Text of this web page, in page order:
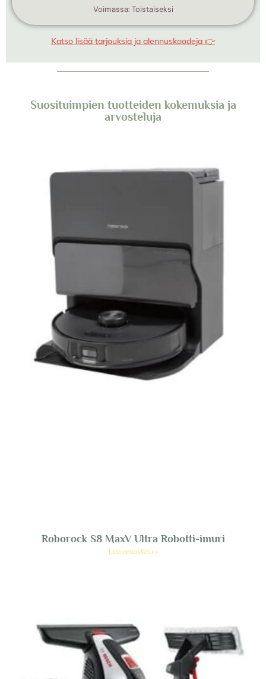
Voimassa: Toistaiseksi
Katso lisää tarjouksia ja alennuskoodeja 👉
Suosituimpien tuotteiden kokemuksia ja
arvosteluja
Roborock S8 MaxV Ultra Robotti-imuri
Lue arvostelu »